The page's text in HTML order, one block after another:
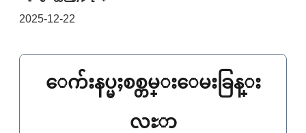
2025-12-22
ေက်းနပ္မႈစစ္တမ္းေမးခြန္း
လႊာ